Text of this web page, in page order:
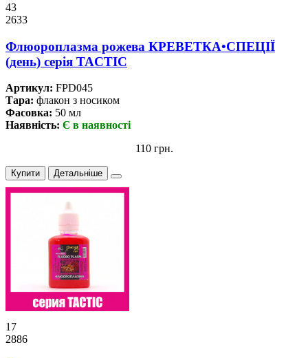
43
2633
Флюороплазма рожева КРЕВЕТКА•СПЕЦІЇ
(день) серiя TACTIC
Артикул: FPD045
Тара: флакон з носиком
Фасовка: 50 мл
Наявність: Є в наявності
110 грн.
Купити Детальніше
17
2886